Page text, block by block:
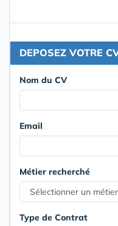
DEPOSEZ VOTRE
Nom du CV
Email
Métier recherché
Type de Contrat